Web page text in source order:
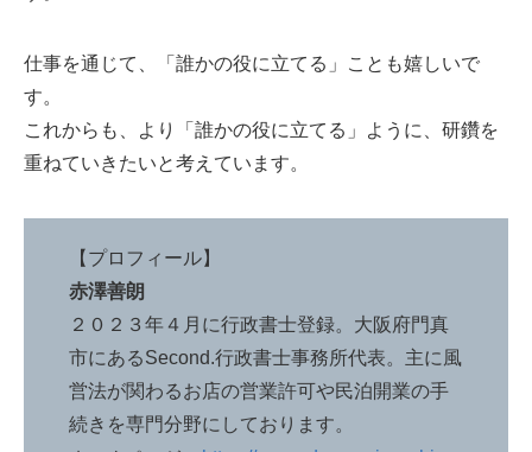
仕事を通じて、「誰かの役に立てる」ことも嬉しいで
す。
これからも、より「誰かの役に立てる」ように、研鑽を
重ねていきたいと考えています。
【プロフィール】
赤澤善朗
２０２３年４月に行政書士登録。大阪府門真
市にあるSecond.行政書士事務所代表。主に風
営法が関わるお店の営業許可や民泊開業の手
続きを専門分野にしております。